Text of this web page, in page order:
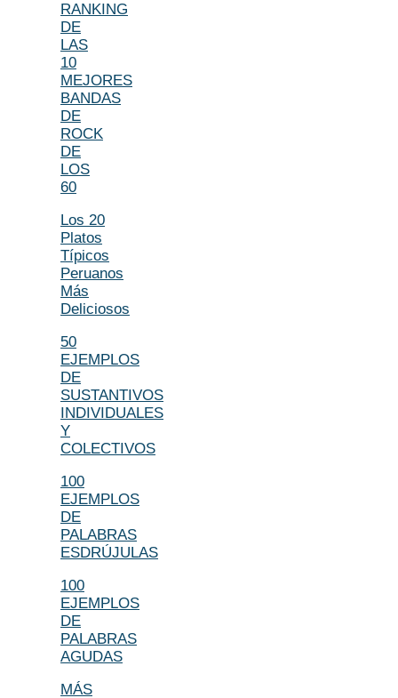
RANKING
DE
LAS
10
MEJORES
BANDAS
DE
ROCK
DE
LOS
60
Los 20
Platos
Típicos
Peruanos
Más
Deliciosos
50
EJEMPLOS
DE
SUSTANTIVOS
INDIVIDUALES
Y
COLECTIVOS
100
EJEMPLOS
DE
PALABRAS
ESDRÚJULAS
100
EJEMPLOS
DE
PALABRAS
AGUDAS
MÁS